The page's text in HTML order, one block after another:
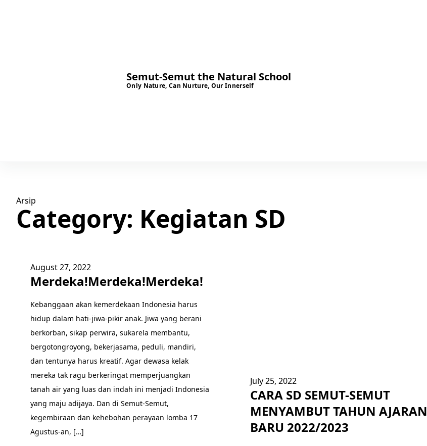
Semut-Semut the Natural School
Only Nature, Can Nurture, Our Innerself
Arsip
Category: Kegiatan SD
August 27, 2022
Merdeka!Merdeka!Merdeka!
Kebanggaan akan kemerdekaan Indonesia harus
hidup dalam hati-jiwa-pikir anak. Jiwa yang berani
berkorban, sikap perwira, sukarela membantu,
bergotongroyong, bekerjasama, peduli, mandiri,
dan tentunya harus kreatif. Agar dewasa kelak
mereka tak ragu berkeringat memperjuangkan
tanah air yang luas dan indah ini menjadi Indonesia
yang maju adijaya. Dan di Semut-Semut,
kegembiraan dan kehebohan perayaan lomba 17
Agustus-an, […]
July 25, 2022
CARA SD SEMUT-SEMUT
MENYAMBUT TAHUN AJARAN
BARU 2022/2023